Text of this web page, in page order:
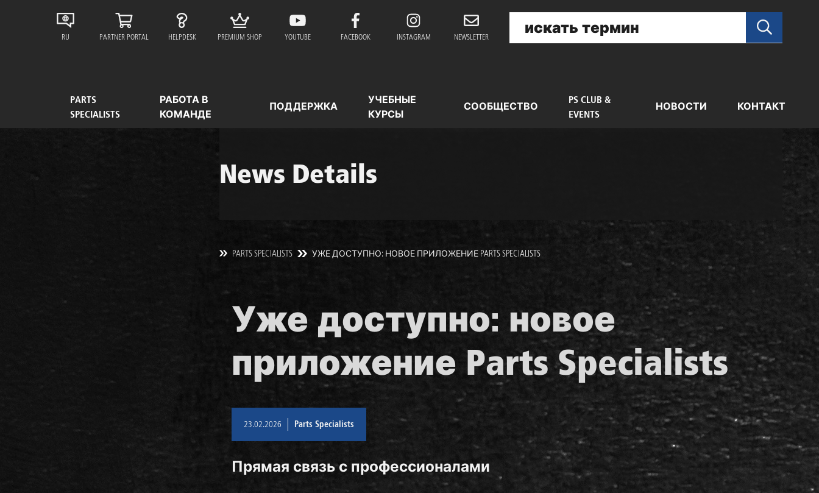
RU PARTNER PORTAL HELPDESK PREMIUM SHOP YOUTUBE FACEBOOK INSTAGRAM NEWSLETTER
PARTS
SPECIALISTS
РАБОТА В
КОМАНДЕ
ПОДДЕРЖКА
УЧЕБНЫЕ
КУРСЫ
СООБЩЕСТВО
PS CLUB &
EVENTS
НОВОСТИ КОНТАКТ
News Details
PARTS SPECIALISTS УЖЕ ДОСТУПНО: НОВОЕ ПРИЛОЖЕНИЕ PARTS SPECIALISTS
Уже доступно: новое
приложение Parts Specialists
23.02.2026 Parts Specialists
Прямая связь с профессионалами